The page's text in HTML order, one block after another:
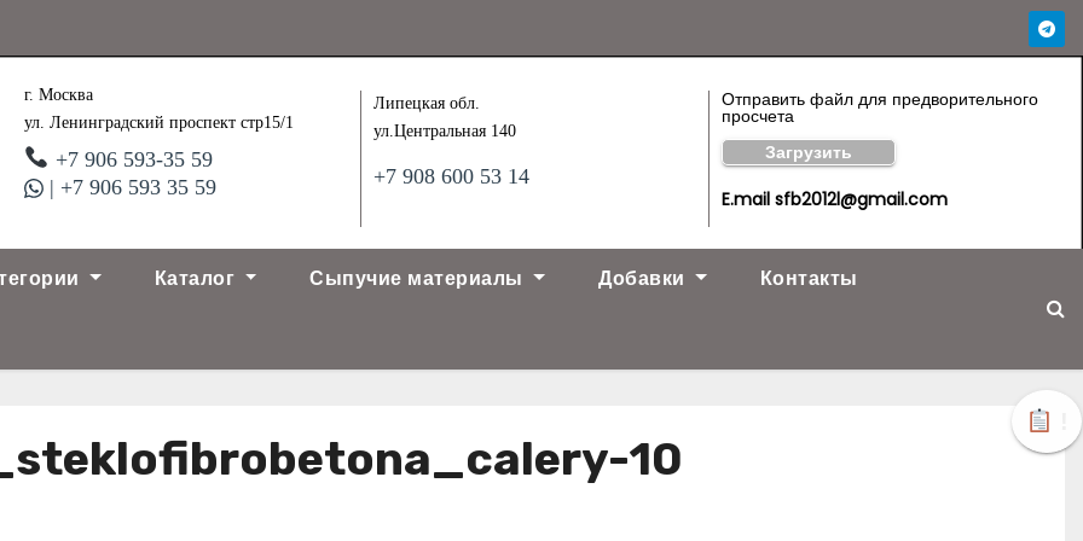
г. Москва
ул. Ленинградский проспект стр15/1
+7 906 593-35 59
| +7 906 593 35 59
Липецкая обл.
ул.Центральная 140
+7 908 600 53 14
Отправить файл для предворительного
просчета
Загрузить
E.mail sfb2012l@gmail.com
Каталог Сыпучие материалы Добавки Контакты
10